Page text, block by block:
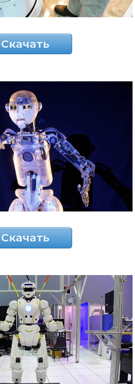
Скачать
Скачать